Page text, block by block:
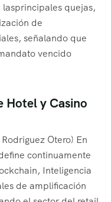
lasprincipales quejas,
de
señalando que
vencido
Hotel y Casino
Otero) En
continuamente
Inteligencia
de amplificación